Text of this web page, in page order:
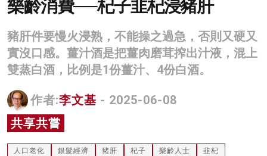
商業
科技
影片
名家榜
灼見活動
樂齡消費──杞子韭杞浸豬肝
豬肝件要慢火浸熟，不能操之過急，否則又硬又
實沒口感。薑汁酒是把薑肉磨茸搾出汁液，混上
雙蒸白酒，比例是1份薑汁、4份白酒。
作者:李文基 - 2025-06-08
共享共嘗
人口老化 銀髮經濟 豬肝 杞子 樂齡人士 韭杞